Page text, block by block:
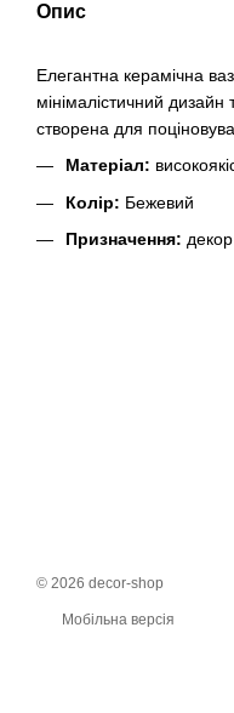
Опис
Елегантна керамічна
мінімалістичний дизайн
створена для
Матеріал:
Колір: Бежевий
Призначення:
© 2026 decor-shop
Мобільна версія